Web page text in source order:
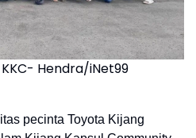
Hendra/iNet99
pecinta Toyota Kijang